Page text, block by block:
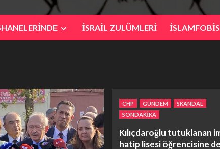
İSRAİL ZULÜMLERİ
CHP GÜNDEM
SKANDAL
SONDAKİKA
Kılıçdaroğlu tutuklanan
hatip lisesi öğrencisine